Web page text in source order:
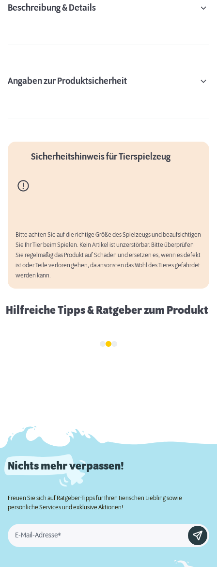
Beschreibung & Details
Angaben zur Produktsicherheit
Sicherheitshinweis für Tierspielzeug
Bitte achten Sie auf die richtige Größe des Spielzeugs und beaufsichtigen
Sie Ihr Tier beim Spielen. Kein Artikel ist unzerstörbar. Bitte überprüfen
Sie regelmäßig das Produkt auf Schäden und ersetzen es, wenn es defekt
ist oder Teile verloren gehen, da ansonsten das Wohl des Tieres gefährdet
werden kann.
Hilfreiche Tipps & Ratgeber zum Produkt
Erstausstattung für Hunde
Nichts mehr verpassen!
Freuen Sie sich auf Ratgeber-Tipps für Ihren tierischen Liebling sowie
persönliche Services und exklusive Aktionen!
E-Mail-Adresse*